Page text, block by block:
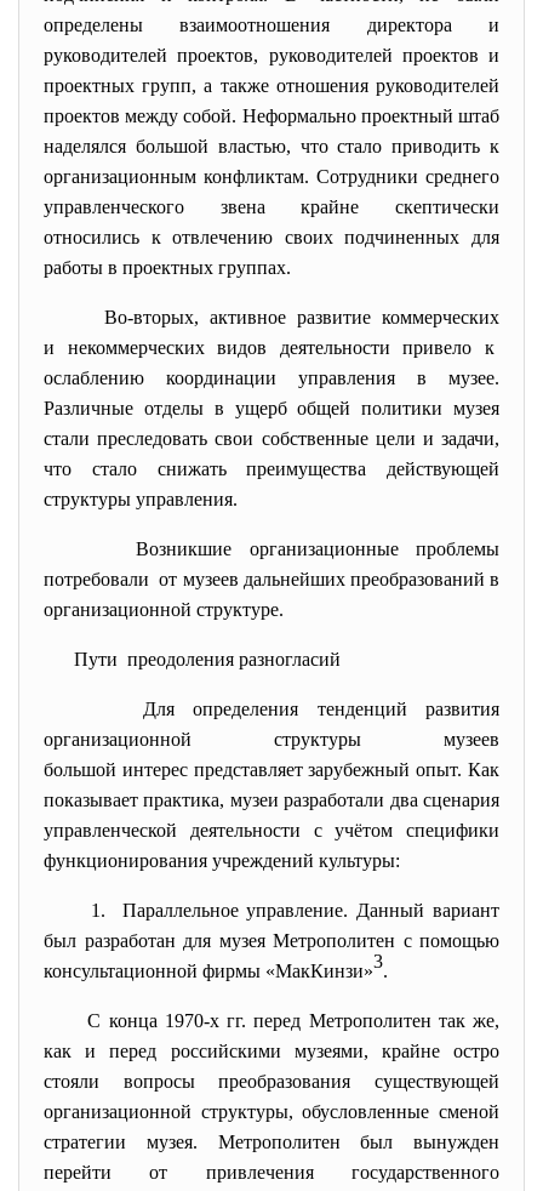
определены взаимоотношения директора и
руководителей проектов, руководителей проектов и
проектных групп, а также отношения руководителей
проектов между собой. Неформально проектный штаб
наделялся большой властью, что стало приводить к
организационным конфликтам. Сотрудники среднего
управленческого звена крайне скептически
относились к отвлечению своих подчиненных для
работы в проектных группах.
Во-вторых, активное развитие коммерческих
и некоммерческих видов деятельности привело к
ослаблению координации управления в музее.
Различные отделы в ущерб общей политики музея
стали преследовать свои собственные цели и задачи,
что стало снижать преимущества действующей
структуры управления.
Возникшие организационные проблемы
потребовали от музеев дальнейших преобразований в
организационной структуре.
Пути преодоления разногласий
Для определения тенденций развития
организационной структуры музеев
большой интерес представляет зарубежный опыт. Как
показывает практика, музеи разработали два сценария
управленческой деятельности с учётом специфики
функционирования учреждений культуры:
1. Параллельное управление. Данный вариант
был разработан для музея Метрополитен с помощью
консультационной фирмы «МакКинзи»3.
С конца 1970-х гг. перед Метрополитен так же,
как и перед российскими музеями, крайне остро
стояли вопросы преобразования существующей
организационной структуры, обусловленные сменой
стратегии музея. Метрополитен был вынужден
перейти от привлечения государственного